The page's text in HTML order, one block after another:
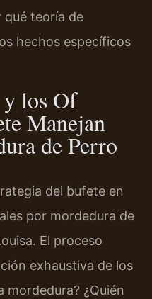
qué teoría de
hechos específicos
los Of
Manejan
de Perro
del bufete en
por mordedura de
El proceso
exhaustiva de los
mordedura? ¿Quién